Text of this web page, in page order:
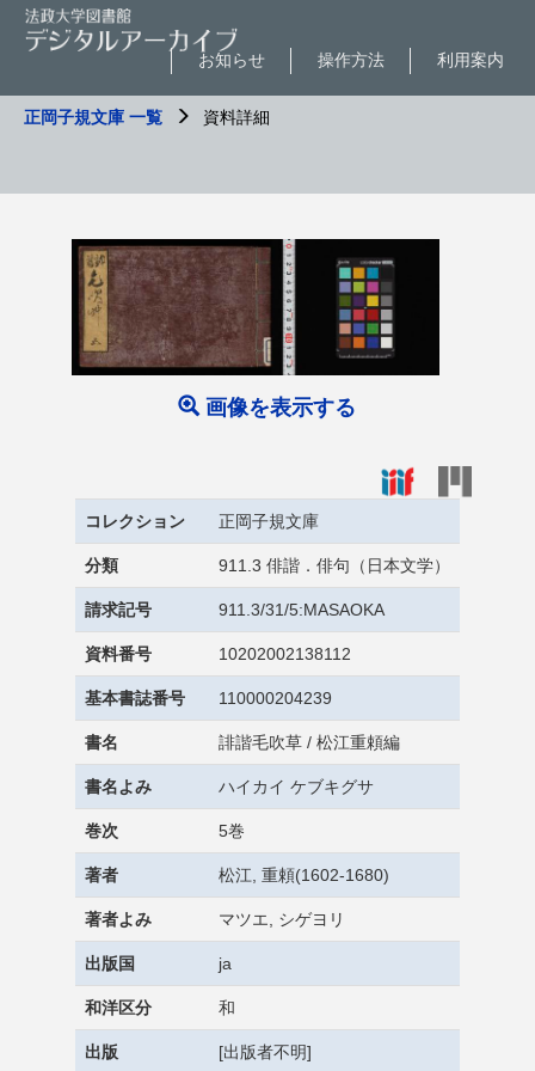
利用案内
操作方法
お知らせ
正岡子規文庫 一覧 資料詳細
画像を表示する
コレクション 正岡子規文庫
分類 911.3 俳諧．俳句（日本文学）
請求記号 911.3/31/5:MASAOKA
資料番号 10202002138112
基本書誌番号 110000204239
書名 誹諧毛吹草 / 松江重頼編
書名よみ ハイカイ ケブキグサ
巻次 5巻
著者 松江, 重頼(1602-1680)
著者よみ マツエ, シゲヨリ
出版国 ja
和洋区分 和
出版 [出版者不明]